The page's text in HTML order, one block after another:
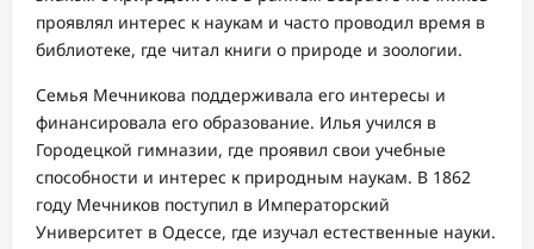
проявлял интерес к наукам и часто проводил время в
библиотеке, где читал книги о природе и зоологии.
Семья Мечникова поддерживала его интересы и
финансировала его образование. Илья учился в
Городецкой гимназии, где проявил свои учебные
способности и интерес к природным наукам. В 1862
году Мечников поступил в Императорский
Университет в Одессе, где изучал естественные науки.